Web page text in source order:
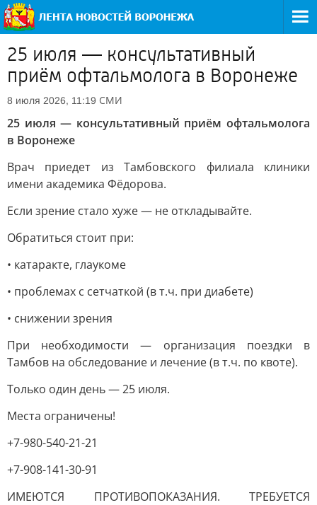
25 июля — консультативный
приём офтальмолога в Воронеже
8 июля 2026, 11:19 СМИ
25 июля — консультативный приём офтальмолога
в Воронеже
Врач приедет из Тамбовского филиала клиники
имени академика Фёдорова.
Если зрение стало хуже — не откладывайте.
Обратиться стоит при:
• катаракте, глаукоме
• проблемах с сетчаткой (в т.ч. при диабете)
• снижении зрения
При необходимости — организация поездки в
Тамбов на обследование и лечение (в т.ч. по квоте).
Только один день — 25 июля.
Места ограничены!
+7-980-540-21-21
+7-908-141-30-91
ИМЕЮТСЯ ПРОТИВОПОКАЗАНИЯ. ТРЕБУЕТСЯ